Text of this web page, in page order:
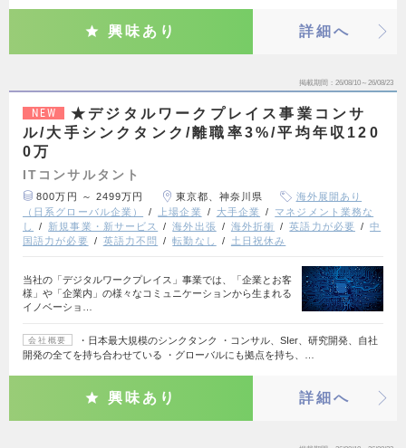
興味あり 詳細へ
掲載期間 26/08/10～26/08/23
NEW
★デジタルワークプレイス事業コンサ
ル/大手シンクタンク/離職率3%/平均年収120
0万
ITコンサルタント
800万円 ～ 2499万円 東京都、神奈川県
海外展開あり
（日系グローバル企業）
上場企業 大手企業
マネジメント業務な
し
新規事業・新サービス 海外出張 海外折衝 英語力が必要
中
国語力が必要
英語力不問 転勤なし 土日祝休み
当社の「デジタルワークプレイス」事業では、「企業とお客
様」や「企業内」の様々なコミュニケーションから生まれる
イノベーショ…
会社概要
・日本最大規模のシンクタンク ・コンサル、SIer、研究開発、自社
開発の全てを持ち合わせている ・グローバルにも拠点を持ち、…
興味あり 詳細へ